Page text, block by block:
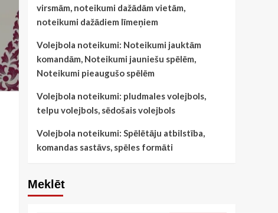
virsmām, noteikumi dažādām vietām,
noteikumi dažādiem līmeņiem
Volejbola noteikumi: Noteikumi jauktām
komandām, Noteikumi jauniešu spēlēm,
Noteikumi pieaugušo spēlēm
Volejbola noteikumi: pludmales volejbols,
telpu volejbols, sēdošais volejbols
Volejbola noteikumi: Spēlētāju atbilstība,
komandas sastāvs, spēles formāti
Meklēt